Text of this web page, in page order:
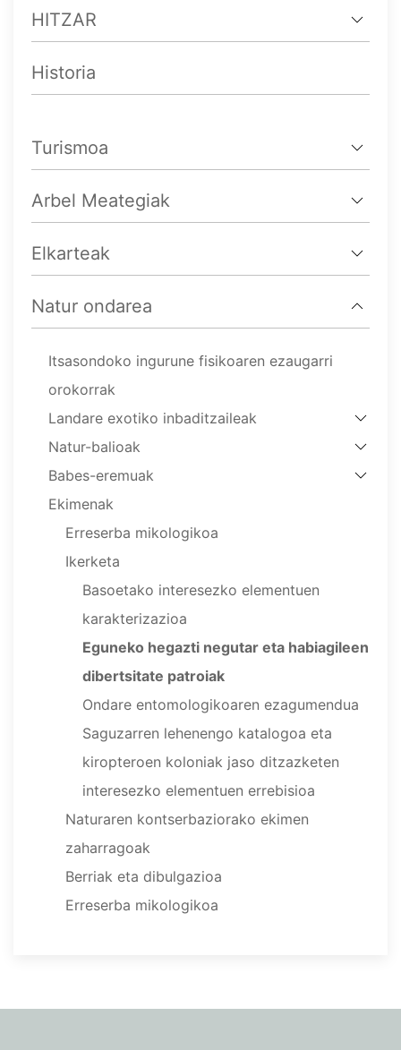
HITZAR
Historia
Turismoa
Arbel Meategiak
Elkarteak
Natur ondarea
Itsasondoko ingurune fisikoaren ezaugarri
orokorrak
Landare exotiko inbaditzaileak
Natur-balioak
Babes-eremuak
Ekimenak
Erreserba mikologikoa
Ikerketa
Basoetako interesezko elementuen
karakterizazioa
Eguneko hegazti negutar eta habiagileen
dibertsitate patroiak
Ondare entomologikoaren ezagumendua
Saguzarren lehenengo katalogoa eta
kiropteroen koloniak jaso ditzazketen
interesezko elementuen errebisioa
Naturaren kontserbaziorako ekimen
zaharragoak
Berriak eta dibulgazioa
Erreserba mikologikoa